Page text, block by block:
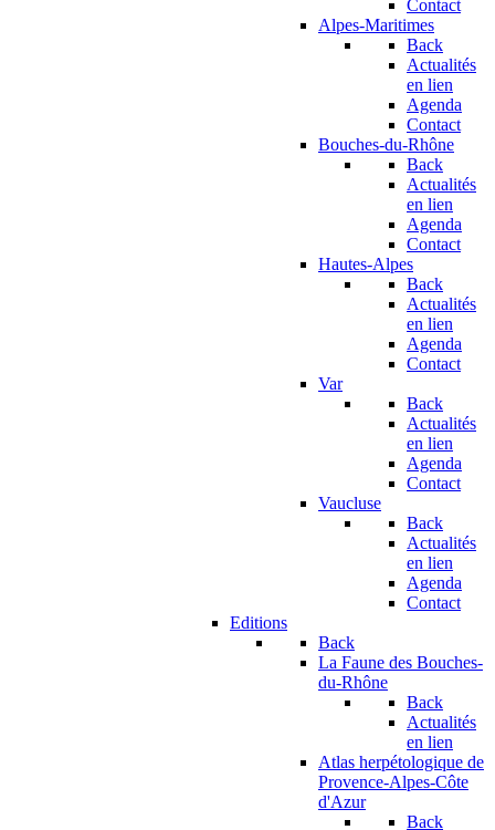
Contact
Alpes-Maritimes
Back
Actualités
en lien
Agenda
Contact
Bouches-du-Rhône
Back
Actualités
en lien
Agenda
Contact
Hautes-Alpes
Back
Actualités
en lien
Agenda
Contact
Var
Back
Actualités
en lien
Agenda
Contact
Vaucluse
Back
Actualités
en lien
Agenda
Contact
Editions
Back
La Faune des Bouches-
du-Rhône
Back
Actualités
en lien
Atlas herpétologique de
Provence-Alpes-Côte
d'Azur
Back